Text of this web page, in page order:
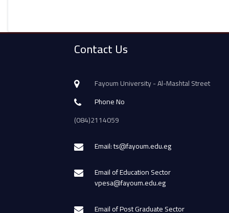
Contact Us
Fayoum University - Al-Mashtal Street
Phone No
(084)2114059
Email: ts@fayoum.edu.eg
Email of Education Sector
vpesa@fayoum.edu.eg
Email of Post Graduate Sector